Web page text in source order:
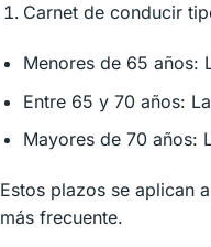
Carnet de conducir
Menores de 65 años:
Entre 65 y 70 años:
Mayores de 70 años:
Estos plazos se aplican
más frecuente.